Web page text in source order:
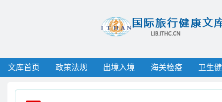
文库首页 政策法规 出境入境 海关检疫 卫生